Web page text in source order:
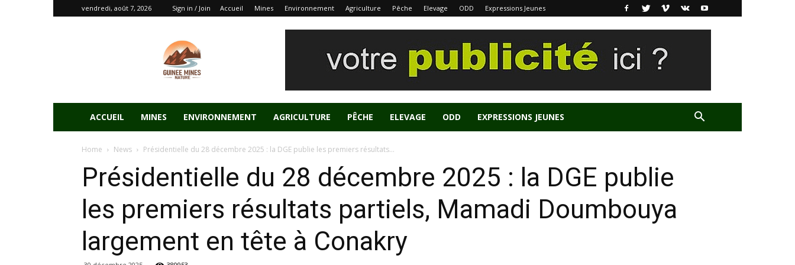
vendredi, août 7, 2026 Sign in / Join Accueil Mines Environnement Agriculture Pêche Elevage ODD Expressions Jeunes
ACCUEIL MINES ENVIRONNEMENT AGRICULTURE PÊCHE ELEVAGE ODD EXPRESSIONS JEUNES
Home News Présidentielle du 28 décembre 2025 : la DGE publie les premiers résultats...
Présidentielle du 28 décembre 2025 : la DGE publie
les premiers résultats partiels, Mamadi Doumbouya
largement en tête à Conakry